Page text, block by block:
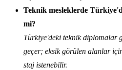
Teknik mesleklerde
mi?
Türkiye'deki teknik diplomalar
geçer; eksik görülen alanlar
staj istenebilir.